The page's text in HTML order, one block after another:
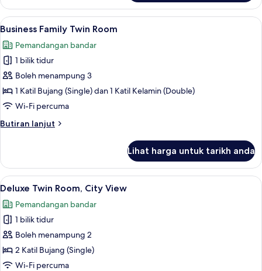
Twin
Room
(Assigned
check-
in)
Lihat
semua
foto
untuk
Business
Family
Twin
Business Family Twin Room |
7
Business Family Twin Room
Pemandangan bandar
1 bilik tidur
Boleh menampung 3
1 Katil Bujang (Single) dan 1 Katil Kelamin (Double)
Wi-Fi percuma
Butiran lanjut
Butiran
Family
Twin
Room
Lihat harga untuk tarikh anda
Lihat
semua
foto
untuk
Deluxe
Twin
Room,
Deluxe Twin Room, City View |
8
Deluxe Twin Room, City View
Pemandangan bandar
1 bilik tidur
Boleh menampung 2
2 Katil Bujang (Single)
Wi-Fi percuma